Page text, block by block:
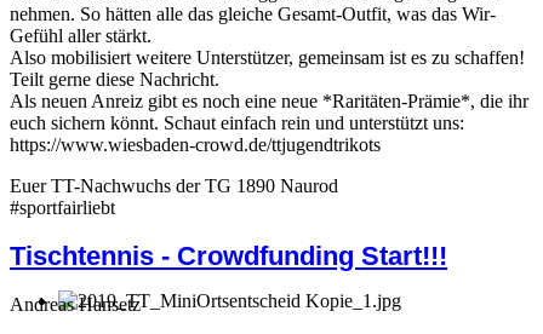
nehmen. So hätten alle das gleiche Gesamt-Outfit, was das Wir-
Gefühl aller stärkt.
Also mobilisiert weitere Unterstützer, gemeinsam ist es zu schaffen!
Teilt gerne diese Nachricht.
Als neuen Anreiz gibt es noch eine neue *Raritäten-Prämie*, die ihr
euch sichern könnt. Schaut einfach rein und unterstützt uns:
https://www.wiesbaden-crowd.de/ttjugendtrikots
Euer TT-Nachwuchs der TG 1890 Naurod
#sportfairliebt
Tischtennis - Crowdfunding Start!!!
Andreas Hansetz